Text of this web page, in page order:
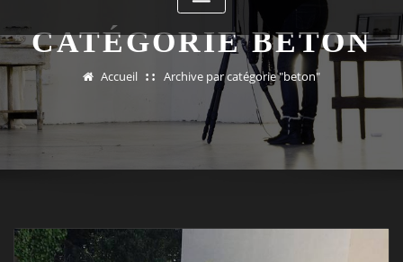
CATÉGORIE BETON
Accueil Archive par catégorie "beton"